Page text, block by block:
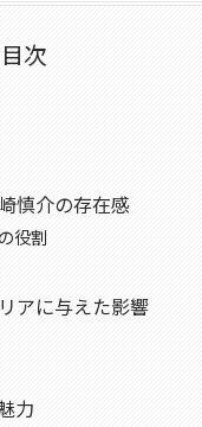
目次
慎介の存在感
役割
アに与えた影響
力